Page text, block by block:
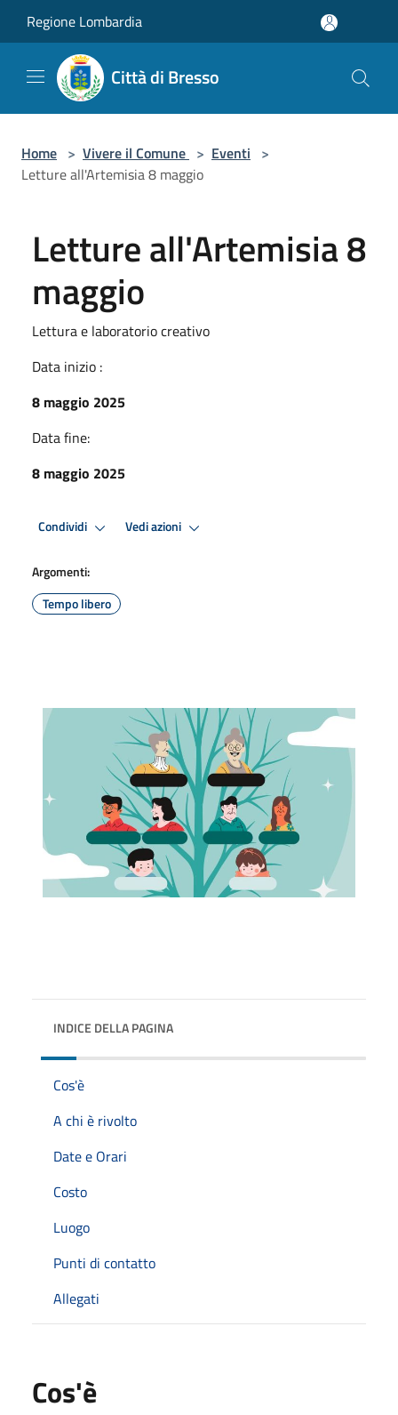
Regione Lombardia
Città di Bresso
Home > Vivere il Comune > Eventi >
Letture all'Artemisia 8 maggio
Letture all'Artemisia 8
maggio
Lettura e laboratorio creativo
Data inizio :
8 maggio 2025
Data fine:
8 maggio 2025
Condividi Vedi azioni
Argomenti:
Tempo libero
INDICE DELLA PAGINA
Cos'è
A chi è rivolto
Date e Orari
Costo
Luogo
Punti di contatto
Allegati
Cos'è